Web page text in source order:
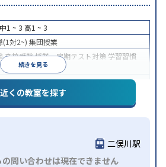
続きを見る
中1 ~ 3 高1 ~ 3
(1対2~) 集団授業
高校受験授業・定期テスト対策 学習習慣
替可能
近くの教室を探す
二俣川駅
問い合わせは現在できません